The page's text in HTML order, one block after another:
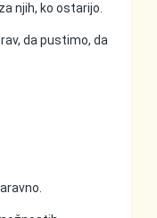
njih, ko ostarijo.
da pustimo, da